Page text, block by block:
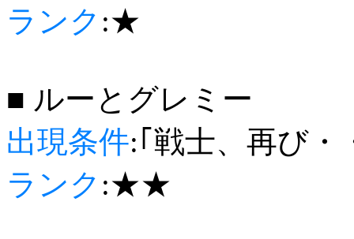
ランク :★
■ ルーとグレミー
出現条件:｢戦士、再び・
ランク :★★